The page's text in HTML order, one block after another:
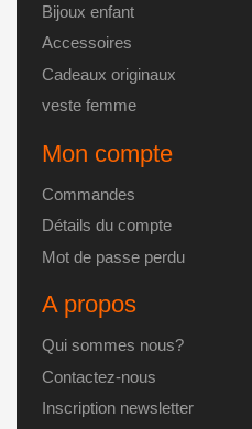
Bijoux enfant
Accessoires
Cadeaux originaux
veste femme
Mon compte
Commandes
Détails du compte
Mot de passe perdu
A propos
Qui sommes nous?
Contactez-nous
Inscription newsletter